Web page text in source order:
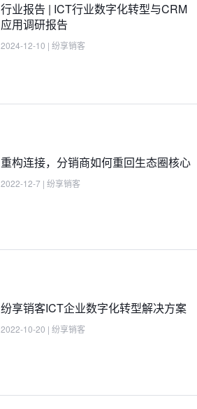
行业报告 | ICT行业数字化转型与CRM
应用调研报告
2024-12-10 | 纷享销客
重构连接，分销商如何重回生态圈核心
2022-12-7 | 纷享销客
纷享销客ICT企业数字化转型解决方案
2022-10-20 | 纷享销客